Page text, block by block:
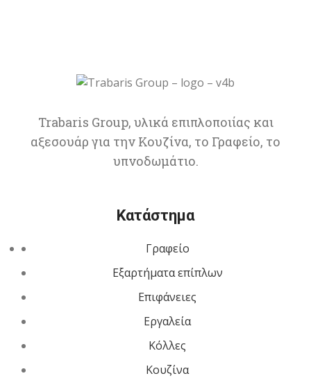
Trabaris Group, υλικά επιπλοποιίας και
αξεσουάρ για την Κουζίνα, το Γραφείο, το
υπνοδωμάτιο.
Κατάστημα
Γραφείο
Εξαρτήματα επίπλων
Επιφάνειες
Εργαλεία
Κόλλες
Κουζίνα